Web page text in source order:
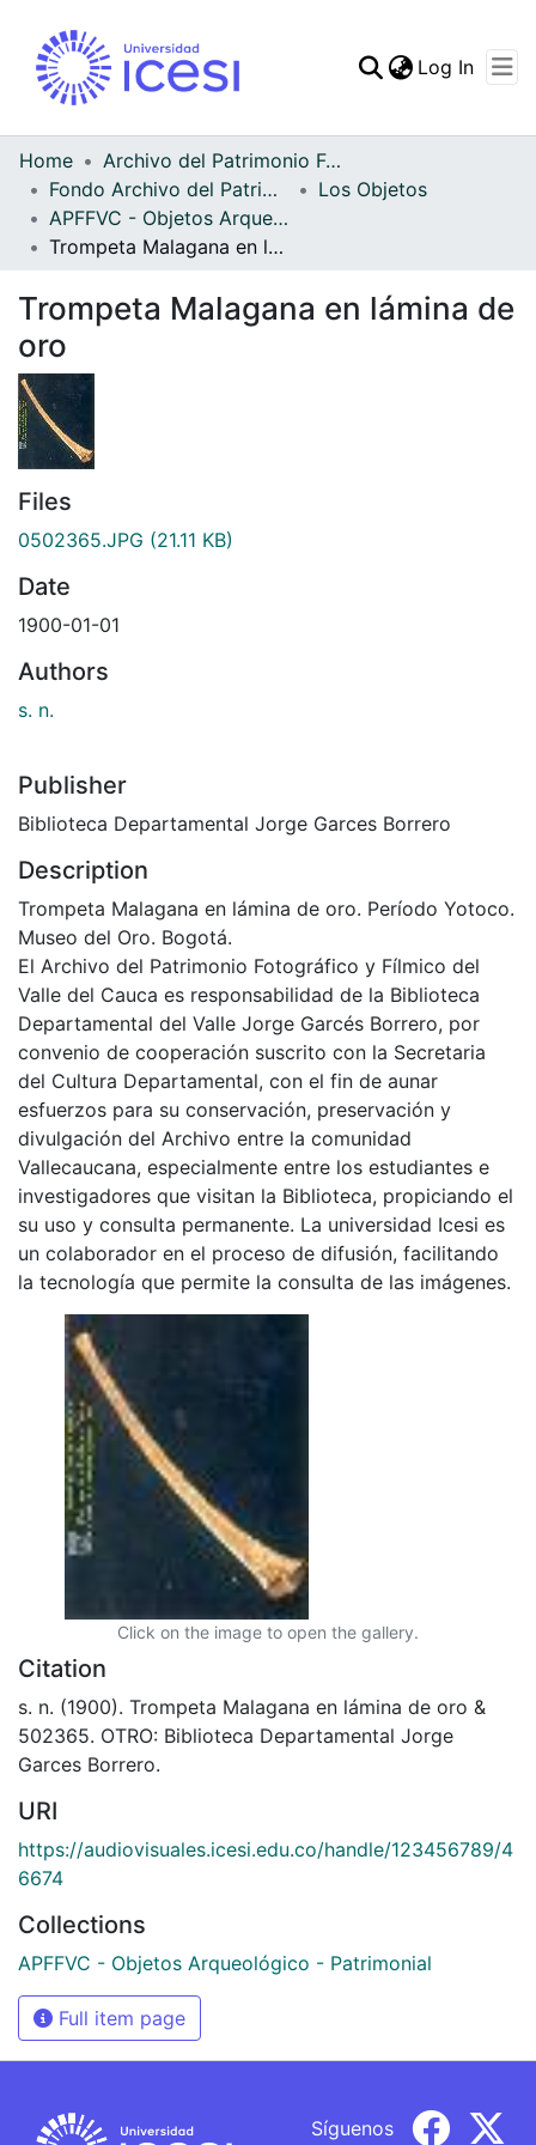
Statistics
Log In
Home
Archivo del Patrimonio Fotográfico y Fílmico del Valle del Cauca
Fondo Archivo del Patrimonio Fotográfico y Fílmico del Valle del Cauca
Los Objetos
APFFVC - Objetos Arqueológico - Patrimonial
Trompeta Malagana en lámina de oro
Trompeta Malagana en lámina de
oro
Files
0502365.JPG (21.11 KB)
Date
1900-01-01
Authors
s. n.
Publisher
Biblioteca Departamental Jorge Garces Borrero
Description
Trompeta Malagana en lámina de oro. Período Yotoco.
Museo del Oro. Bogotá.
El Archivo del Patrimonio Fotográfico y Fílmico del
Valle del Cauca es responsabilidad de la Biblioteca
Departamental del Valle Jorge Garcés Borrero, por
convenio de cooperación suscrito con la Secretaria
del Cultura Departamental, con el fin de aunar
esfuerzos para su conservación, preservación y
divulgación del Archivo entre la comunidad
Vallecaucana, especialmente entre los estudiantes e
investigadores que visitan la Biblioteca, propiciando el
su uso y consulta permanente. La universidad Icesi es
un colaborador en el proceso de difusión, facilitando
la tecnología que permite la consulta de las imágenes.
Click on the image to open the gallery.
Citation
s. n. (1900). Trompeta Malagana en lámina de oro &
502365. OTRO: Biblioteca Departamental Jorge
Garces Borrero.
URI
https://audiovisuales.icesi.edu.co/handle/123456789/4
6674
Collections
APFFVC - Objetos Arqueológico - Patrimonial
Full item page
Síguenos